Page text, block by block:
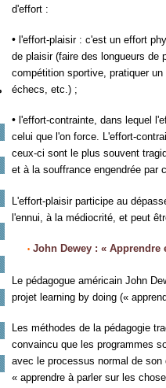
d'effort :
• l'effort-plaisir : c'est un effort
de plaisir (faire des longueurs de
compétition sportive, pratiquer
échecs, etc.) ;
• l'effort-contrainte, dans lequel
celui que l'on force. L'effort-
ceux-ci sont le plus souvent
et à la souffrance engendrée par
L'effort-plaisir participe au
l'ennui, à la médiocrité, et peut
• John Dewey : « Apprendre
Le pédagogue américain John
projet learning by doing («
Les méthodes de la pédagogie
convaincu que les programmes
avec le processus normal de
« apprendre à parler sur les